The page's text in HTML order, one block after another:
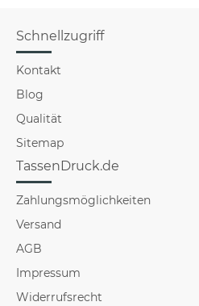
Schnellzugriff
Kontakt
Blog
Qualität
Sitemap
TassenDruck.de
Zahlungsmöglichkeiten
Versand
AGB
Impressum
Widerrufsrecht